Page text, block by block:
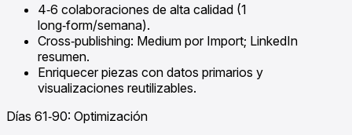
4‑6 colaboraciones de alta calidad (1
long‑form/semana).
Cross‑publishing: Medium por Import; LinkedIn
resumen.
Enriquecer piezas con datos primarios y
visualizaciones reutilizables.
Días 61‑90: Optimización